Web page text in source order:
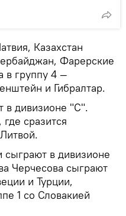
Казахстан
Фарерские
в группу 4 —
и Гибралтар.
в дивизионе "С".
сразится
в дивизионе
Черчесова сыграют
и Турции,
1 со Словакией